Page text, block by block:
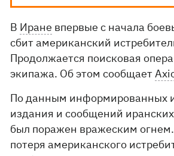
В Иране впервые с начала
сбит американский
Продолжается поисковая
экипажа. Об этом сообщает
По данным информированных
издания и сообщений
был поражен вражеским огнем.
потеря американского